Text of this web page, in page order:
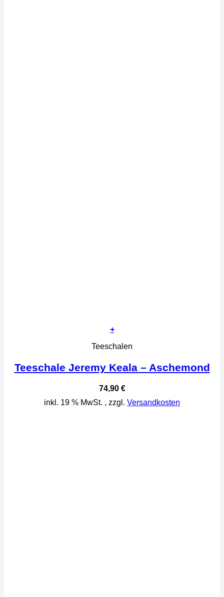
+
Teeschalen
Teeschale Jeremy Keala – Aschemond
74,90 €
inkl. 19 % MwSt. , zzgl. Versandkosten